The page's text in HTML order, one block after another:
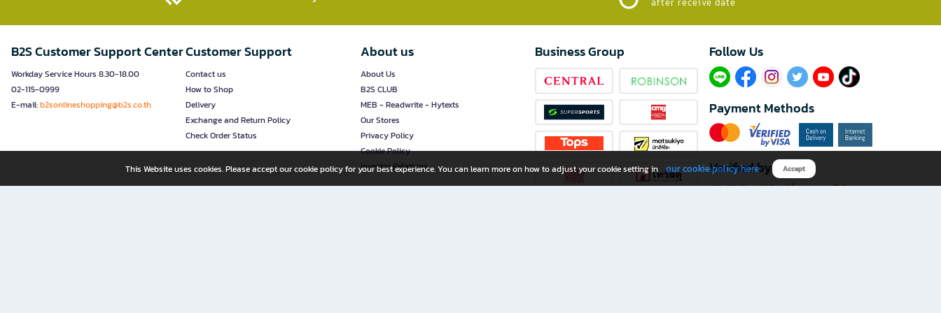
B2S Customer Support Center
Workday Service Hours 8.30-18.00
02-115-0999
E-mail:b2sonlineshopping@b2s.co.th
Customer Support
Contact us
How to Shop
Delivery
Exchange and Return Policy
Check Order Status
About us
About Us
B2S CLUB
MEB - Readwrite - Hytexts
Our Stores
Privacy Policy
Cookie Policy
Investor Relations
Business Group Follow Us​
Payment Methods
Verified by
This Website uses cookies. Please accept our cookie policy for your best experience. You can learn more on how to adjust your cookie setting in our cookie policy here Accept